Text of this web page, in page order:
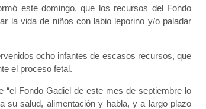
este domingo, que los recursos del Fondo
la vida de niños con labio leporino y/o paladar
ocho infantes de escasos recursos, que
el proceso fetal.
Fondo Gadiel de este mes de septiembre lo
su salud, alimentación y habla, y a largo plazo